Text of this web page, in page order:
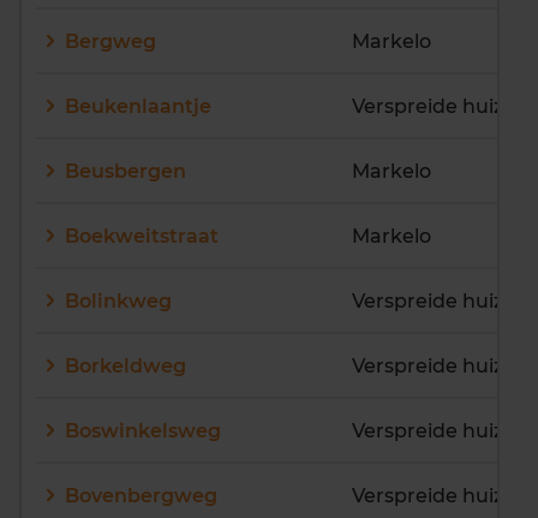
Q
R U
Bergweg Markelo
Beukenlaantje
Beusbergen Markelo
Boekweitstraat Markelo
Bolinkweg
Borkeldweg
Boswinkelsweg
Bovenbergweg Verspreide huizen